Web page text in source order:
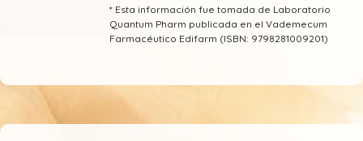
* Esta información fue tomada de Laboratorio
Quantum Pharm publicada en el Vademecum
Farmacéutico Edifarm (ISBN: 9798281009201)